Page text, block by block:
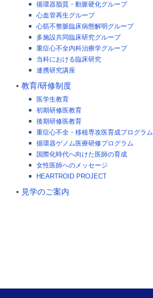
循環器脂質・動脈硬化グループ
心血管再生グループ
心筋不整脈臨床病態解明グループ
多施設共同臨床研究グループ
重症心不全内科治療学グループ
当科における臨床研究
連携研究講座
教育/研修制度
医学生教育
初期研修医教育
後期研修医教育
重症心不全・移植専攻医育成プログラム
循環器ゲノム医療研修プログラム
国際化時代へ向けた医師の育成
女性医師へのメッセージ
HEARTROID PROJECT
見学のご案内